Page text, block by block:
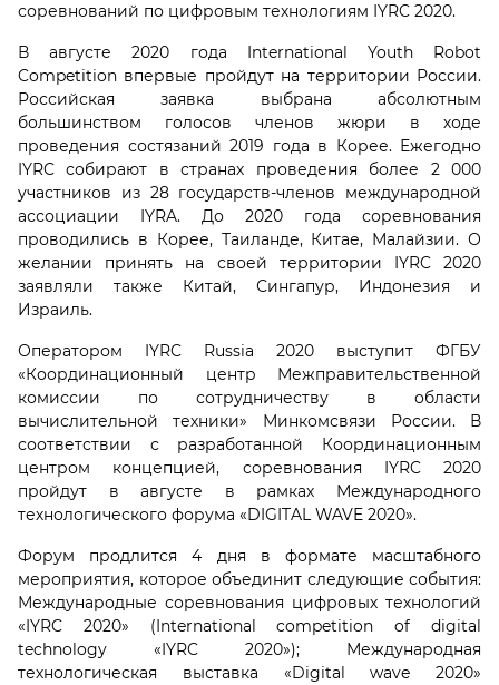
соревнований по цифровым технологиям IYRC 2020.
В августе 2020 года International Youth Robot
Competition впервые пройдут на территории России.
Российская заявка выбрана абсолютным
большинством голосов членов жюри в ходе
проведения состязаний 2019 года в Корее. Ежегодно
IYRC собирают в странах проведения более 2 000
участников из 28 государств-членов международной
ассоциации IYRA. До 2020 года соревнования
проводились в Корее, Таиланде, Китае, Малайзии. О
желании принять на своей территории IYRC 2020
заявляли также Китай, Сингапур, Индонезия и
Израиль.
Оператором IYRC Russia 2020 выступит ФГБУ
«Координационный центр Межправительственной
комиссии по сотрудничеству в области
вычислительной техники» Минкомсвязи России. В
соответствии с разработанной Координационным
центром концепцией, соревнования IYRC 2020
пройдут в августе в рамках Международного
технологического форума «DIGITAL WAVE 2020».
Форум продлится 4 дня в формате масштабного
мероприятия, которое объединит следующие события:
Международные соревнования цифровых технологий
«IYRC 2020» (International competition of digital
technology «IYRC 2020»); Международная
технологическая выставка «Digital wave 2020»